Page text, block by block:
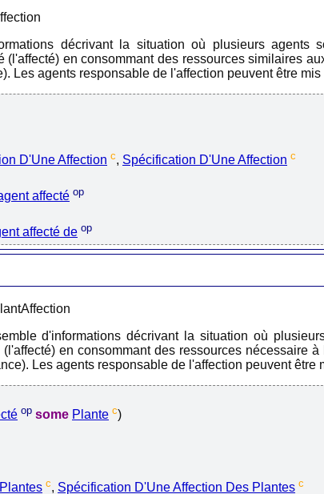
décrivant la situation où plusieurs
(l'affecté) en consommant des ressources similaires
Les agents responsable de l'affection peuvent être
D'Une Affection c, Spécification D'Une Affection c
affecté op
affecté de op
d'informations décrivant la situation où
en consommant des ressources nécessaire
Les agents responsable de l'affection peuvent
op some Plante c)
c, Spécification D'Une Affection Des Plantes c